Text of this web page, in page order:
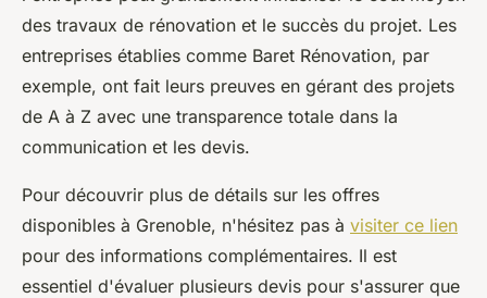
des travaux de rénovation et le succès du projet. Les
entreprises établies comme Baret Rénovation, par
exemple, ont fait leurs preuves en gérant des projets
de A à Z avec une transparence totale dans la
communication et les devis.
Pour découvrir plus de détails sur les offres
disponibles à Grenoble, n'hésitez pas à visiter ce lien
pour des informations complémentaires. Il est
essentiel d'évaluer plusieurs devis pour s'assurer que